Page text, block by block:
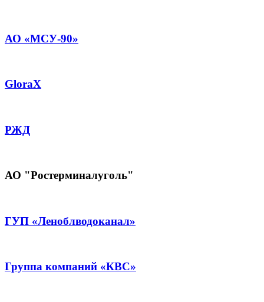
АО «МСУ-90»
GloraX
РЖД
АО "Ростерминалуголь"
ГУП «Леноблводоканал»
Группа компаний «КВС»